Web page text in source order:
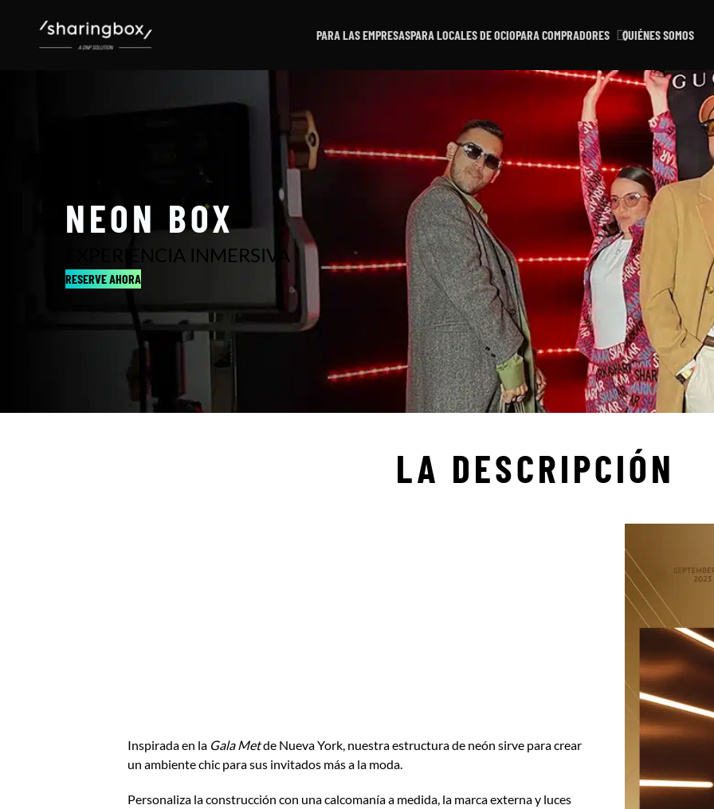
PARA LAS EMPRESASPARA LOCALES DE OCIOPARA COMPRADORES QUIÉNES SOMOS
NEON BOX
EXPERIENCIA INMERSIVA
RESERVE AHORA
LA DESCRIPCIÓN
Inspirada en la Gala Metde Nueva York, nuestra estructura de neón sirve para crear
un ambiente chic para sus invitados más a la moda.
Personaliza la construcción con una calcomanía a medida, la marca externa y luces